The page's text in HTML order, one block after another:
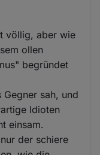
völlig, aber wie
ollen
begründet
Gegner sah, und
Idioten
einsam.
der schiere